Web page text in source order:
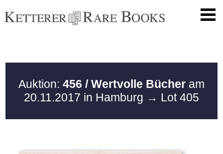
Auktion: 456 / Wertvolle Bücher am
20.11.2017 in Hamburg → Lot 405